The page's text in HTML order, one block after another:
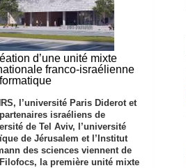
d’une unité mixte
franco-israélienne
l’université Paris Diderot et
israéliens de
de Tel Aviv, l’université
de Jérusalem et l’Institut
des sciences viennent de
la première unité mixte